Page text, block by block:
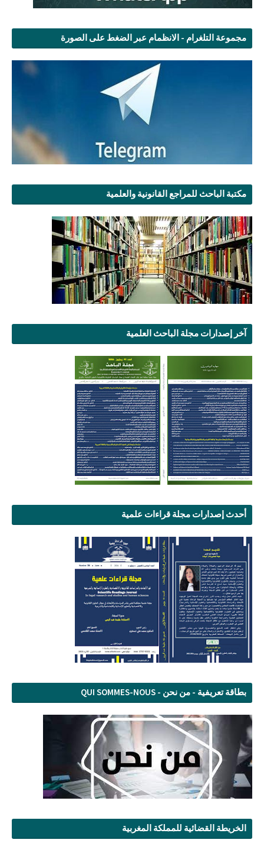
مجموعة التلغرام - الانظمام عبر الضغط على الصورة
مكتبة الباحث للمراجع القانونية والعلمية
آخر إصدارات مجلة الباحث العلمية
أحدث إصدارات مجلة قراءات علمية
بطاقة تعريفية - من نحن - QUI SOMMES-NOUS
الخريطة القضائية للمملكة المغربية